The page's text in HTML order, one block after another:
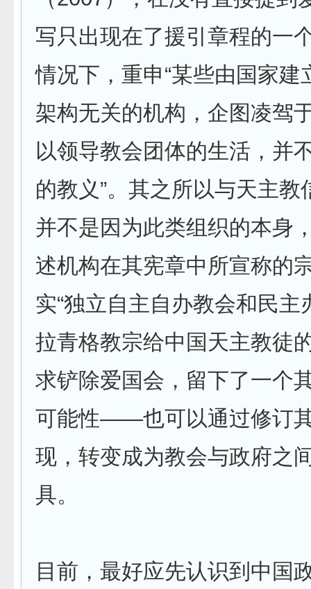
写只出现在了援引章程的一
情况下，重申“某些由国家建
架构无关的机构，企图凌驾
以领导教会团体的生活，并
的教义”。其之所以与天主教
并不是因为此类组织的本身
述机构在其宪章中所宣称的
实“独立自主自办教会和民主
拉青格教宗给中国天主教徒
求铲除爱国会，留下了一个
可能性——也可以通过修订
现，转变成为教会与政府之
具。
目前，最好应先认识到中国